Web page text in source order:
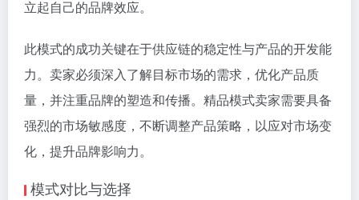
立起自己的品牌效应。
此模式的成功关键在于供应链的稳定性与产品的开发能
力。卖家必须深入了解目标市场的需求，优化产品质
量，并注重品牌的塑造和传播。精品模式卖家需要具备
强烈的市场敏感度，不断调整产品策略，以应对市场变
化，提升品牌影响力。
模式对比与选择